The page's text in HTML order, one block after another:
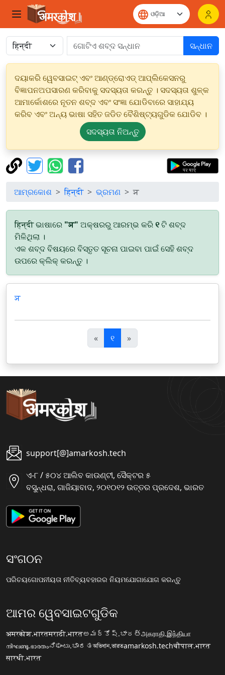
ସନ୍ଧାନ
ଦୟାକରି ୱେବସାଇଟ୍ ଏବଂ ଆଣ୍ଡ୍ରୋଏଡ୍ ଆପ୍ଲିକେସନରୁ
ବିଜ୍ଞାପନଅପସାରଣ କରିବାକୁ ସଦସ୍ୟତା କରନ୍ତୁ । ସଦସ୍ୟତା ଶୁଳ୍କ
ଆମାର୍କୋଶରେ ନୂତନ ଶବ୍ଦ ଏବଂ ସଂଜ୍ଞା ଯୋଡିବାରେ ସାହାଯ୍ୟ
କରିବ ଏବଂ ଅନ୍ୟ ଭାଷା ସହିତ ଜଡିତ ବୈଶିଷ୍ଟ୍ୟଗୁଡିକ ଯୋଡିବ ।
ସଦସ୍ୟତା ନିଅନ୍ତୁ
ଆମ୍ରକୋଶ हिन्दी ଭ୍ରମଣ ञ
हिन्दी ଭାଷାରେ "ञ" ଅକ୍ଷରରୁ ଆରମ୍ଭ କରି୧ଟି ଶବ୍ଦ
ମିଳିଥିଲା ।
ଏକ ଶବ୍ଦ ବିଷୟରେ ବିସ୍ତୃତ ସୂଚନା ପାଇବା ପାଇଁ ସେହି ଶବ୍ଦ
ଉପରେ କ୍ଲିକ୍ କରନ୍ତୁ ।
ञ
«पि
छ
ला
୧ »अ
ग
ला
support[@]amarkosh.tech
ଏ-୮ / ୫୦୪ ଆଲିବ କାଉଣ୍ଟୀ, ସୈକ୍ଟର ୫
ବସୁନ୍ଧରା, ଗାଜିୟାବାଦ, ୨୦୧୦୧୨ ଉତ୍ତର ପ୍ରଦେଶ, ଭାରତ
ସଂଗଠନ
ପରିଚୟଗୋପନୀୟତା ନୀତିବ୍ୟବହାରର ନିୟମଯୋଗାଯୋଗ କରନ୍ତୁ
ଆମର ୱେବସାଇଟଗୁଡିକ
अमरकोश.भारतमराठी.भारतఅమర్కోష్.భారత్அகராதி.இந்தியா
നിഘണ്ടു.ഭാരതംನಿಘಂಟು.ಭಾರತঅভিধান.ভারতamarkosh.techचौपाल.भारत
सारथी.भारत